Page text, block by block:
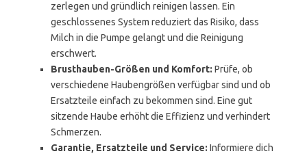
zerlegen und gründlich reinigen lassen. Ein
geschlossenes System reduziert das Risiko, dass
Milch in die Pumpe gelangt und die Reinigung
erschwert.
Brusthauben-Größen und Komfort: Prüfe, ob
verschiedene Haubengrößen verfügbar sind und ob
Ersatzteile einfach zu bekommen sind. Eine gut
sitzende Haube erhöht die Effizienz und verhindert
Schmerzen.
Garantie, Ersatzteile und Service: Informiere dich